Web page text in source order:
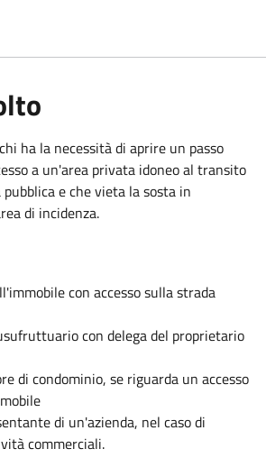
ha la necessità di aprire un passo
a un'area privata idoneo al transito
e che vieta la sosta in
di incidenza.
con accesso sulla strada
con delega del proprietario
di condominio, se riguarda un accesso
di un'azienda, nel caso di
commerciali.